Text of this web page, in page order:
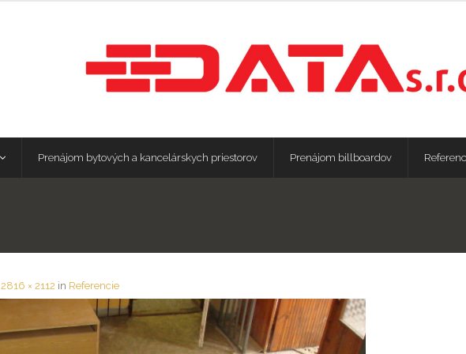
Prenájom bytových a kancelárskych priestorov Prenájom billboardov
2816 × 2112 in Referencie